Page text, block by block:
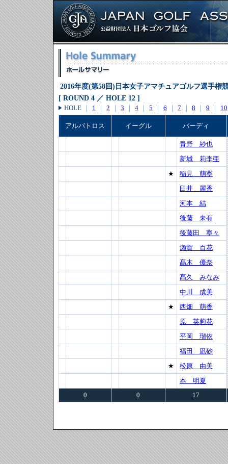
2016年度(第58回)日本女子アマチュアゴルフ選手権
[ ROUND 4 ／ HOLE 12 ]
HOLE
｜ 1 ｜ 2 ｜ 3 ｜ 4 ｜ 5 ｜ 6 ｜ 7 ｜ 8 ｜ 9 ｜ 10
アルバトロス イーグル バーディ
青野 紗也
新城 莉李亜
★
稲見 萌寧
臼井 麗香
河本 結
後藤 未有
後藤田 寧々
瀬賀 百花
髙木 優奈
髙久 みなみ
中川 成美
★
西畑 萌香
原 英莉花
平岡 瑠依
福田 凪砂
★
松原 由美
本 明夏
0
0 17